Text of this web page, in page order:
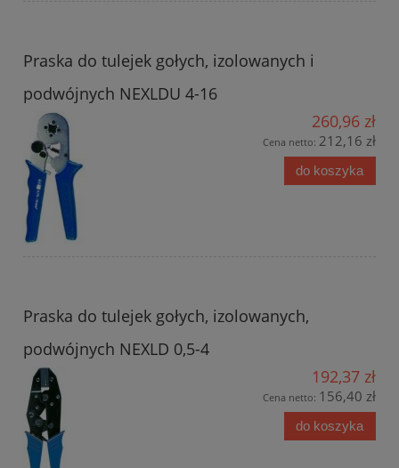
Praska do tulejek gołych, izolowanych i
podwójnych NEXLDU 4-16
260,96 zł
Cena netto: 212,16 zł
do koszyka
Praska do tulejek gołych, izolowanych,
podwójnych NEXLD 0,5-4
192,37 zł
Cena netto: 156,40 zł
do koszyka